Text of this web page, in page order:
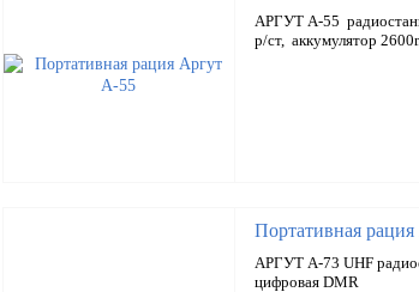
АРГУТ А-55
р/ст, аккумулятор
Портативная
АРГУТ А-73 UHF
цифровая DMR